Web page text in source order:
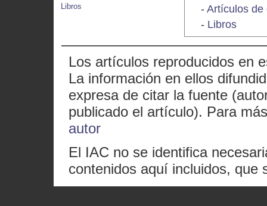
-Artículos de
- Libros
Libros
Los artículos reproducidos en
La información en ellos
expresa de citar la fuente
publicado el artículo). Para
autor
El IAC no se identifica
contenidos aquí incluidos, que